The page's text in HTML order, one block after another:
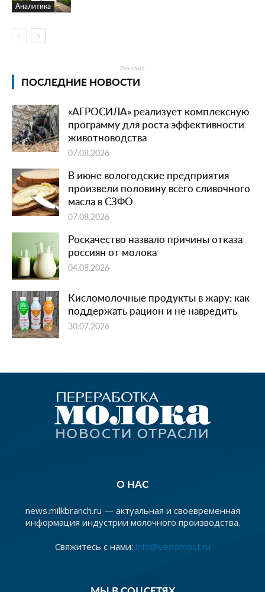
Аналитика
- Реклама -
ПОСЛЕДНИЕ НОВОСТИ
«АГРОСИЛА» реализует комплексную
программу для роста эффективности
животноводства
07.08.2026
В июне вологодские предприятия
произвели половину всего сливочного
масла в СЗФО
07.08.2026
Роскачество назвало причины отказа
россиян от молока
04.08.2026
Кисломолочные продукты в жару: как
поддержать рацион и не навредить
30.07.2026
О НАС
news.milkbranch.ru — актуальная и своевременная
информация индустрии молочного производства.
Свяжитесь с нами: info@vedomost.ru